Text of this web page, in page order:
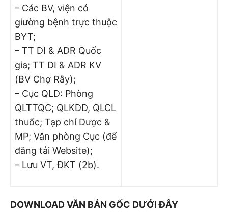
– Các BV, viện có
giường bệnh trực thuộc
BYT;
– TT DI & ADR Quốc
gia; TT DI & ADR KV
(BV Chợ Rẫy);
– Cục QLD: Phòng
QLTTQC; QLKDD, QLCL
thuốc; Tạp chí Dược &
MP; Văn phòng Cục (để
đăng tải Website);
– Lưu VT, ĐKT (2b).
DOWNLOAD VĂN BẢN GỐC DƯỚI ĐÂY